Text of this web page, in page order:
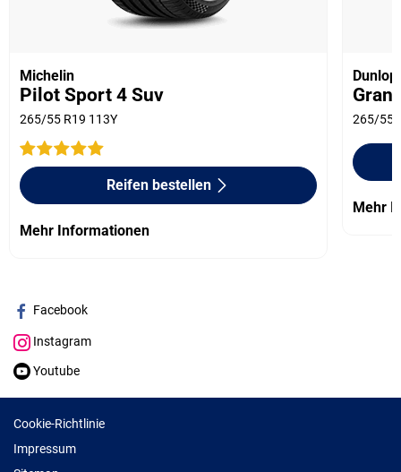
Michelin
Pilot Sport 4 Suv
265/55 R19 113Y
Reifen bestellen
Mehr Informationen
Dunlop
265/55
Mehr
Facebook
Instagram
Youtube
Cookie-Richtlinie
Impressum